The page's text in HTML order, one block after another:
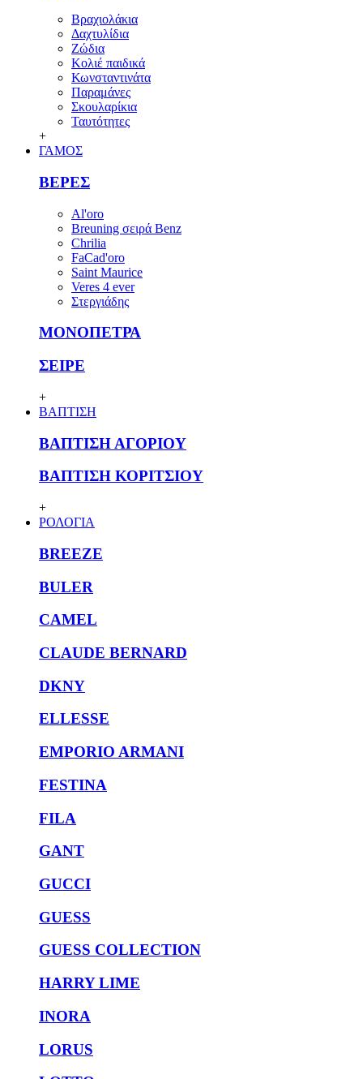
Βραχιολάκια
Δαχτυλίδια
Ζώδια
Κολιέ παιδικά
Κωνσταντινάτα
Παραμάνες
Σκουλαρίκια
Ταυτότητες
+
ΓΑΜΟΣ
ΒΕΡΕΣ
Al'oro
Breuning σειρά Benz
Chrilia
FaCad'oro
Saint Maurice
Veres 4 ever
Στεργιάδης
ΜΟΝΟΠΕΤΡΑ
ΣΕΙΡΕ
+
ΒΑΠΤΙΣΗ
ΒΑΠΤΙΣΗ ΑΓΟΡΙΟΥ
ΒΑΠΤΙΣΗ ΚΟΡΙΤΣΙΟΥ
+
ΡΟΛΟΓΙΑ
BREEZE
BULER
CAMEL
CLAUDE BERNARD
DKNY
ELLESSE
EMPORIO ARMANI
FESTINA
FILA
GANT
GUCCI
GUESS
GUESS COLLECTION
HARRY LIME
INORA
LORUS